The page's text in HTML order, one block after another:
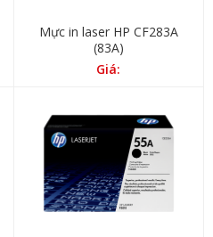
Mực in laser HP CF283A
(83A)
Giá: